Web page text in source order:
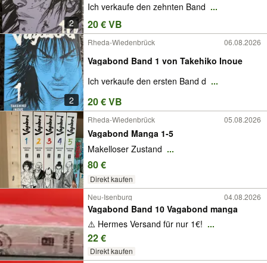
2
Ich verkaufe den zehnten Band ...
20 € VB
2
Rheda-Wiedenbrück 06.08.2026
Vagabond Band 1 von Takehiko Inoue
Ich verkaufe den ersten Band d ...
20 € VB
Rheda-Wiedenbrück 05.08.2026
Vagabond Manga 1-5
Makelloser Zustand ...
80 €
Direkt kaufen
Neu-Isenburg
04.08.2026
Vagabond Band 10 Vagabond manga
⚠️ Hermes Versand für nur 1€! ...
22 €
Direkt kaufen